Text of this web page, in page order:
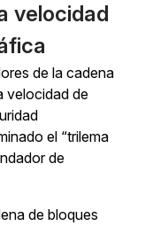
velocidad
de la cadena
velocidad de
el “trilema
de
de bloques